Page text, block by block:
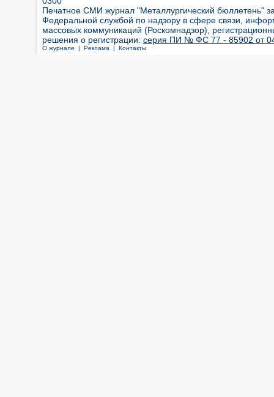
Печатное СМИ журнал "Металлургический бюллетень"
Федеральной службой по надзору в сфере связи,
массовых коммуникаций (Роскомнадзор),
решения о регистрации: серия ПИ № ФС 77 - 85902 от 04
О журнале | Реклама | Контакты